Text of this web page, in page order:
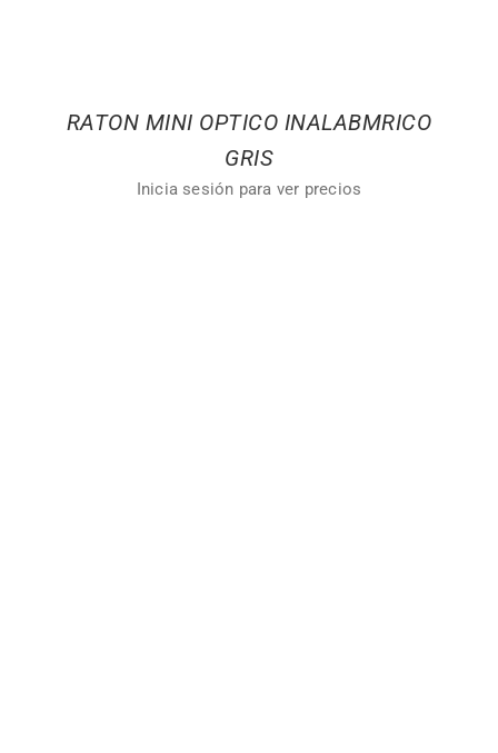
RATON MINI OPTICO INALABMRICO
GRIS
Inicia sesión para ver precios